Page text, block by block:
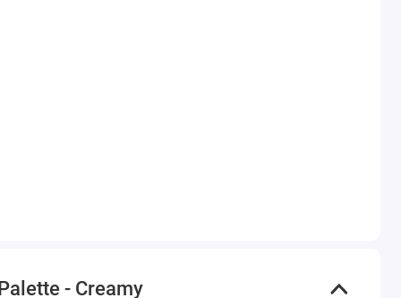
- Creamy